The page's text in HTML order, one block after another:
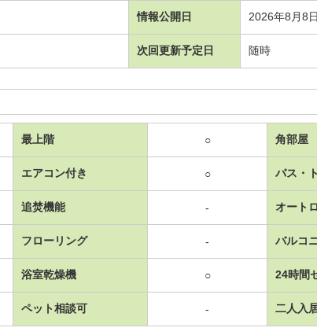
情報公開日 2026年8月8
次回更新予定日 随時
最上階 ○ 角部屋
エアコン付き ○ バス・
追焚機能 - オート
フローリング - バルコ
浴室乾燥機 ○ 24時間
ペット相談可 - 二人入